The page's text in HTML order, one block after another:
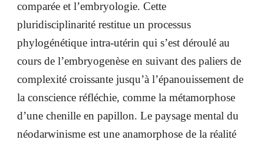
comparée et l’embryologie. Cette
pluridisciplinarité restitue un processus
phylogénétique intra-utérin qui s’est déroulé au
cours de l’embryogenèse en suivant des paliers de
complexité croissante jusqu’à l’épanouissement de
la conscience réfléchie, comme la métamorphose
d’une chenille en papillon. Le paysage mental du
néodarwinisme est une anamorphose de la réalité